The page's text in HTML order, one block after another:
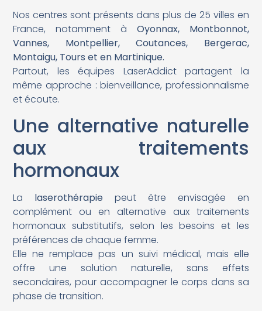
Nos centres sont présents dans plus de 25 villes en
France, notamment à Oyonnax, Montbonnot,
Vannes, Montpellier, Coutances, Bergerac,
Montaigu, Tours et en Martinique.
Partout, les équipes LaserAddict partagent la
même approche : bienveillance, professionnalisme
et écoute.
Une alternative naturelle
aux traitements
hormonaux
La laserothérapie peut être envisagée en
complément ou en alternative aux traitements
hormonaux substitutifs, selon les besoins et les
préférences de chaque femme.
Elle ne remplace pas un suivi médical, mais elle
offre une solution naturelle, sans effets
secondaires, pour accompagner le corps dans sa
phase de transition.